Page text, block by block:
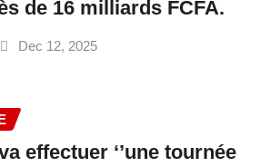
de 16 milliards FCFA.
Dec 12, 2025
effectuer ‘’une tournée